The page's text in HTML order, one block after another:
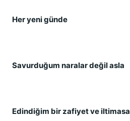
Her yeni günde
Savurduğum naralar değil asla
Edindiğim bir zafiyet ve iltimasa